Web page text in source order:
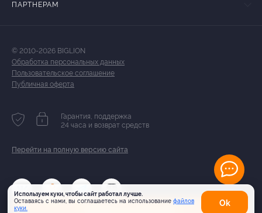
Используем куки, чтобы сайт работал лучше.
Оставаясь с нами, вы соглашаетесь на использование файлов
куки.
Оk
ПАРТНЕРАМ
© 2010-2026 BIGLION
Обработка персональных данных
Пользовательское соглашение
Публичная оферта
Гарантия, поддержка
24 часа и возврат средств
Перейти на полную версию сайта